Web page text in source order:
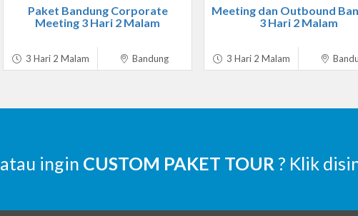
Paket Bandung Corporate
Meeting 3 Hari 2 Malam
3 Hari 2 Malam Bandung
Meeting dan Outbound
3 Hari 2 Malam
3 Hari 2 Malam
atau ingin CUSTOM PAKET TOUR ? Klik